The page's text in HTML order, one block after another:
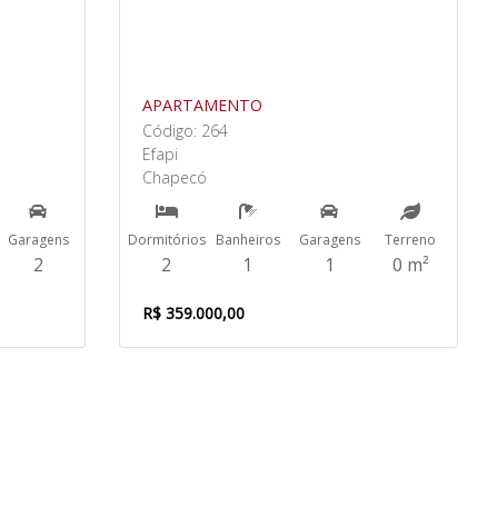
Garagens
2
APARTAMENTO
Código: 264
Efapi
Chapecó
Dormitórios
2
Banheiros
1
Garagens
1
Terreno
0 m²
R$ 359.000,00